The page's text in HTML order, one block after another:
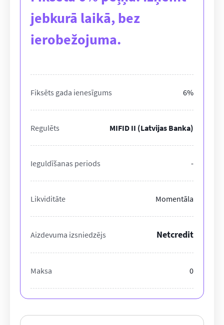
jebkurā laikā, bez
ierobežojuma.
Fiksēts gada ienesīgums 6%
Regulēts MIFID II (Latvijas Banka)
Ieguldīšanas periods -
Likviditāte Momentāla
Aizdevuma izsniedzējs Netcredit
Maksa 0